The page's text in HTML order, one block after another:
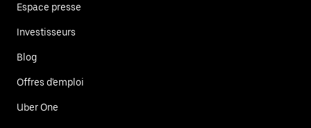
Espace presse
Investisseurs
Blog
Offres d'emploi
Uber One